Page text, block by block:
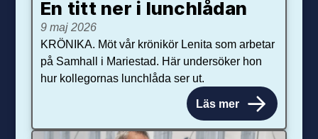
En titt ner i lunchlådan
9 maj 2026
KRÖNIKA. Möt vår krönikör Lenita som arbetar
på Samhall i Mariestad. Här undersöker hon
hur kollegornas lunchlåda ser ut.
Läs mer